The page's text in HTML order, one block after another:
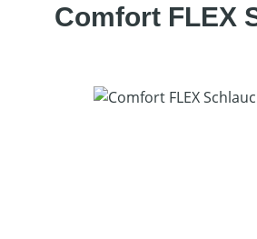
Comfort FLEX
Bildergalerie überspringen